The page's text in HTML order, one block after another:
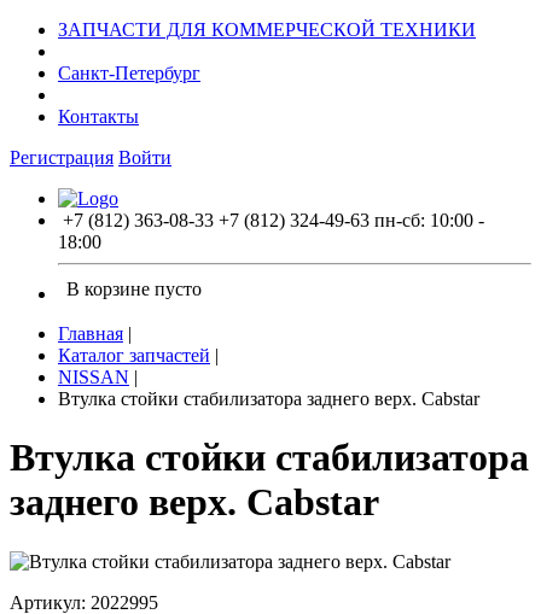
ЗАПЧАСТИ ДЛЯ КОММЕРЧЕСКОЙ ТЕХНИКИ
Санкт-Петербург
Контакты
Регистрация Войти
+7 (812) 363-08-33 +7 (812) 324-49-63 пн-сб: 10:00 -
18:00
В корзине пусто
Главная |
Каталог запчастей |
NISSAN |
Втулка стойки стабилизатора заднего верх. Cabstar
Втулка стойки стабилизатора
заднего верх. Cabstar
Артикул: 2022995